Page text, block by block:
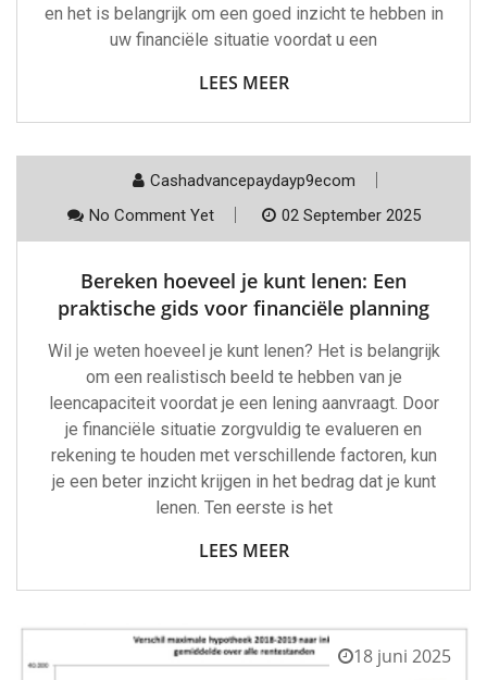
en het is belangrijk om een goed inzicht te hebben in
uw financiële situatie voordat u een
LEES MEER
Cashadvancepaydayp9ecom
No Comment Yet
02 September 2025
Bereken hoeveel je kunt lenen: Een
praktische gids voor financiële planning
Wil je weten hoeveel je kunt lenen? Het is belangrijk
om een realistisch beeld te hebben van je
leencapaciteit voordat je een lening aanvraagt. Door
je financiële situatie zorgvuldig te evalueren en
rekening te houden met verschillende factoren, kun
je een beter inzicht krijgen in het bedrag dat je kunt
lenen. Ten eerste is het
LEES MEER
18 juni 2025